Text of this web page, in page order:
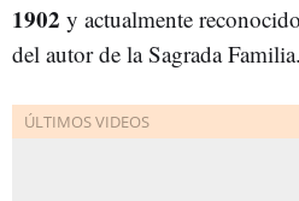
1902 y actualmente
del autor de la Sagrada Familia.